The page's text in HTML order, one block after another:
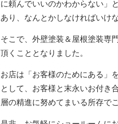
に頼んでいいのかわからない」
あり、なんとかしなければいけ
そこで、外壁塗装＆屋根塗装専
頂くこととなりました。
お店は「お客様のためにある」
として、お客様と末永いお付き
層の精進に努めてまいる所存で